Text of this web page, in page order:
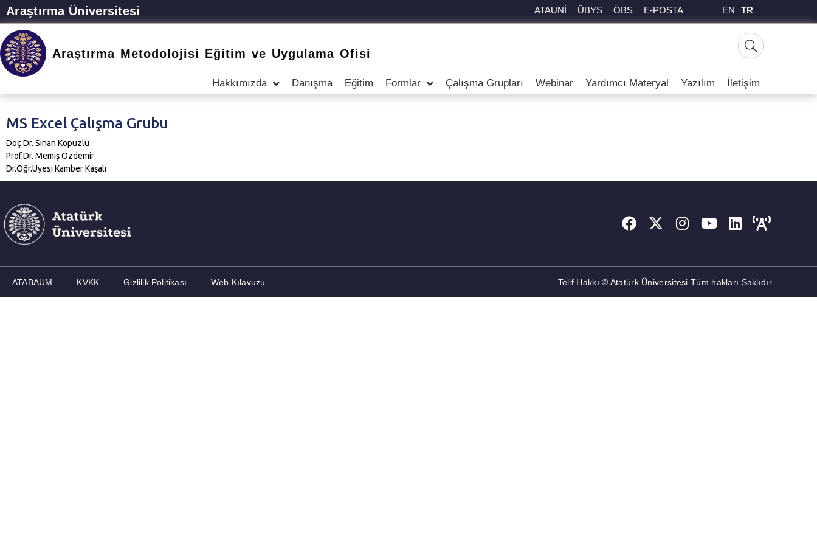
Araştırma Üniversitesi ATAUNİ ÜBYS ÖBS E-POSTA EN TR
Araştırma Metodolojisi Eğitim ve Uygulama Ofisi
Hakkımızda Danışma Eğitim Formlar Çalışma Grupları Webinar Yardımcı Materyal Yazılım İletişim
MS Excel Çalışma Grubu
Doç.Dr. Sinan Kopuzlu
Prof.Dr. Memiş Özdemir
Dr.Öğr.Üyesi Kamber Kaşali
ATABAUM KVKK Gizlilik Politikası Web Kılavuzu Telif Hakkı © Atatürk Üniversitesi Tüm hakları Saklıdır